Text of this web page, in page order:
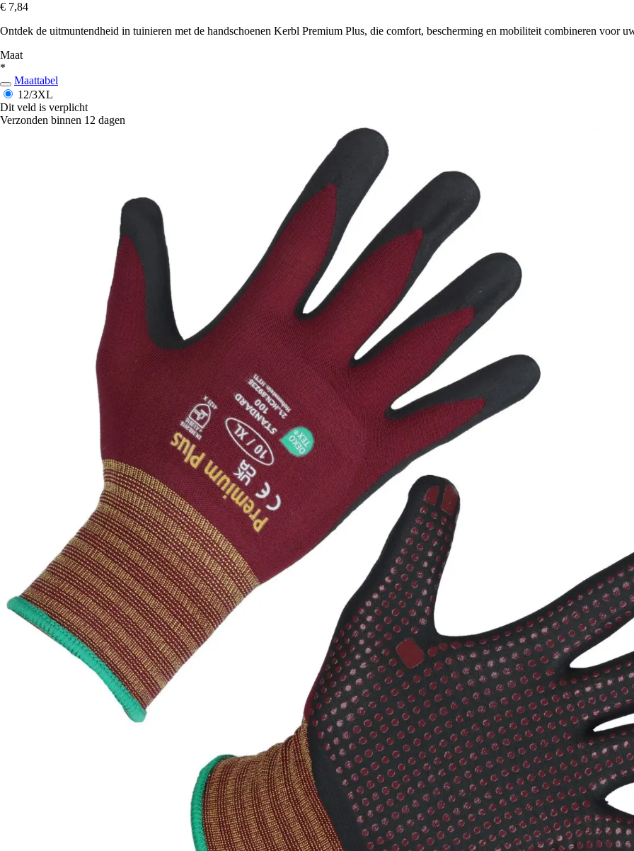
€ 7,84
Ontdek de uitmuntendheid in tuinieren met de handschoenen Kerbl Premium Plus, die comfort, bescherming en mobiliteit combineren voor
Maat
*
Maattabel
12/3XL
Dit veld is verplicht
Verzonden binnen 12 dagen